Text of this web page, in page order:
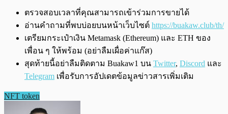
ตรวจสอบเวลาที่คุณสามารถเข้าร่วมการขายได้
อ่านคำถามที่พบบ่อยบนหน้าเว็บไซต์ https://buakaw.club/th/
เตรียมกระเป๋าเงิน Metamask (Ethereum) และ ETH ของ
เพื่อน ๆ ให้พร้อม (อย่าลืมเผื่อค่าแก๊ส)
สุดท้ายนี้อย่าลืมติดตาม Buakaw1 บน Twitter, Discord และ
Telegram เพื่อรับการอัปเดตข้อมูลข่าวสารเพิ่มเติม
NFT token